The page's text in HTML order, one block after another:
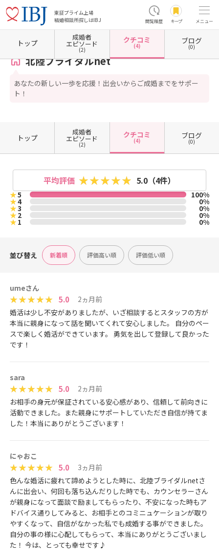
東証プライム上場
結婚相談所探しはIBJ
閲覧履歴 キープ メニュー
ホーム 富山県の結婚相談所 富山県高岡市 北陸ブライダルnet クチコミ一覧
北陸ブライダルnet
あなたの新しい一歩を応援！出会いからご成婚までをサポー
ト！
トップ
成婚者
エピソード
(2)
クチコミ
(4)
ブログ
(0)
トップ
成婚者
エピソード
(2)
クチコミ
(4)
ブログ
(0)
平均評価 5.0 （4件）
★5 100%
★4 0%
★3 0%
★2 0%
★1 0%
並び替え 新着順 評価高い順 評価低い順
umeさん
5.0
2ヵ月前
婚活は少し不安がありましたが、いざ相談するとスタッフの方が
本当に親身になって話を聞いてくれて安心しました。 自分のペー
スで楽しく婚活ができています。 勇気を出して登録して良かった
です！
sara
5.0
2ヵ月前
お相手の身元が保証されている安心感があり、信頼して前向きに
活動できました。また親身にサポートしていただき自信が持てま
した！本当にありがとうございます！
にゃおこ
5.0
3ヵ月前
色んな婚活に疲れて諦めようとした時に、北陸ブライダルnetさ
んに出会い、何回も落ち込んだりした時でも、カウンセラーさん
が親身になって面談で励ましてもらったり、不安になった時もア
ドバイス通りしてみると、お相手とのコミニュケーションが取り
やすくなって、自信がなかった私でも成婚する事ができました。
自分の事の様に心配してもらって、本当にありがとうございまし
た！ 今は、とっても幸せです♪